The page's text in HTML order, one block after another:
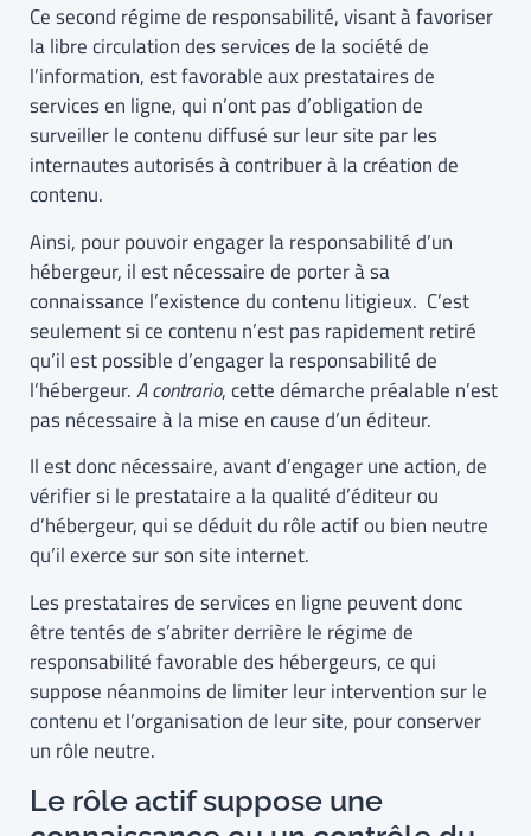
Ce second régime de responsabilité, visant à favoriser
la libre circulation des services de la société de
l’information, est favorable aux prestataires de
services en ligne, qui n’ont pas d’obligation de
surveiller le contenu diffusé sur leur site par les
internautes autorisés à contribuer à la création de
contenu.
Ainsi, pour pouvoir engager la responsabilité d’un
hébergeur, il est nécessaire de porter à sa
connaissance l’existence du contenu litigieux. C’est
seulement si ce contenu n’est pas rapidement retiré
qu’il est possible d’engager la responsabilité de
l’hébergeur.A contrario, cette démarche préalable n’est
pas nécessaire à la mise en cause d’un éditeur.
Il est donc nécessaire, avant d’engager une action, de
vérifier si le prestataire a la qualité d’éditeur ou
d’hébergeur, qui se déduit du rôle actif ou bien neutre
qu’il exerce sur son site internet.
Les prestataires de services en ligne peuvent donc
être tentés de s’abriter derrière le régime de
responsabilité favorable des hébergeurs, ce qui
suppose néanmoins de limiter leur intervention sur le
contenu et l’organisation de leur site, pour conserver
un rôle neutre.
Le rôle actif suppose une